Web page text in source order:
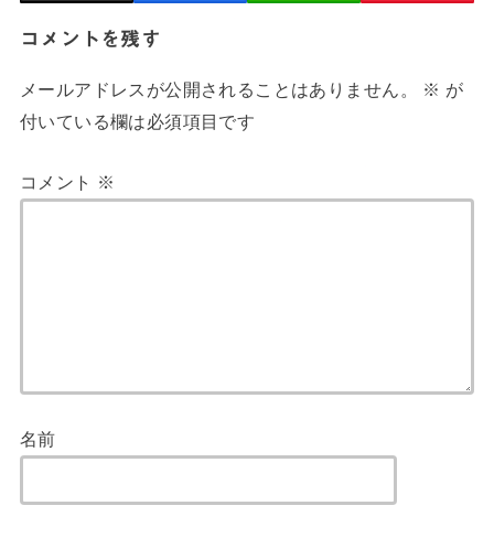
コメントを残す
メールアドレスが公開されることはありません。 ※ が
付いている欄は必須項目です
コメント ※
名前